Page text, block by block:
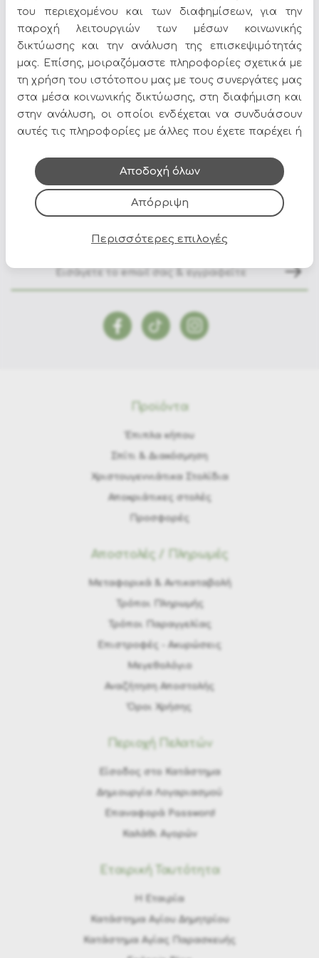
Τα Τραπέζια
αποτελούν ιδανική επιλογή για να δώσετε
χαρακτήρα στον χώρο σας. Στο Epilegin θα βρείτε
πλούσια γκάμα σε σχέδια, χρώματα και υλικά, για να
ταιριάζουν απόλυτα με το στυλ του σπιτιού σας.
Δείτε περισσότερα στο σπίτι & διακόσμηση.
Όλες οι προσφορές και τα νέα του Epilegin,
στο email και τα social media!
Προϊόντα
Έπιπλα κήπου
Σπίτι & Διακόσμηση
Χριστουγεννιάτικα Στολίδια
Αποκριάτικες στολές
Προσφορές
Αποστολές / Πληρωμές
Μεταφορικά & Αντικαταβολή
Τρόποι Πληρωμής
Τρόποι Παραγγελίας
Eπιστροφές - Ακυρώσεις
Μεγεθολόγιο
Αναζήτηση Αποστολής
Όροι Χρήσης
Περιοχή Πελατών
Είσοδος στο Κατάστημα
Δημιουργία Λογαριασμού
Επαναφορά Password
Καλάθι Αγορών
Εταιρική Ταυτότητα
H Εταιρία
Κατάστημα Αγίου Δημητρίου
Κατάστημα Αγίας Παρασκευής
του περιεχομένου και των διαφημίσεων, για την
παροχή λειτουργιών των μέσων κοινωνικής
δικτύωσης και την ανάλυση της επισκεψιμότητάς
μας. Επίσης, μοιραζόμαστε πληροφορίες σχετικά με
τη χρήση του ιστότοπου μας με τους συνεργάτες μας
στα μέσα κοινωνικής δικτύωσης, στη διαφήμιση και
στην ανάλυση, οι οποίοι ενδέχεται να συνδυάσουν
αυτές τις πληροφορίες με άλλες που έχετε παρέχει ή
τους.
Απόρριψη
Αποδοχή όλων
Περισσότερες επιλογές